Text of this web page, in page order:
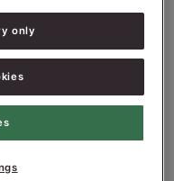
os adagolású,
alkalmazható.
only